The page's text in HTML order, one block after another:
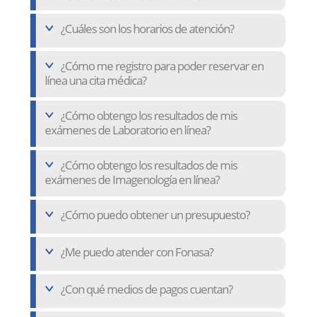
¿Cuáles son los horarios de atención?
¿Cómo me registro para poder reservar en
línea una cita médica?
¿Cómo obtengo los resultados de mis
exámenes de Laboratorio en línea?
¿Cómo obtengo los resultados de mis
exámenes de Imagenología en línea?
¿Cómo puedo obtener un presupuesto?
¿Me puedo atender con Fonasa?
¿Con qué medios de pagos cuentan?